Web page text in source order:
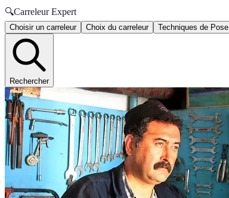
🔍Carreleur Expert
Choisir un carreleur Choix du carreleur Techniques de Pose
Rechercher